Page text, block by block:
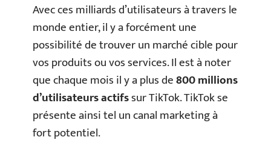
Avec ces milliards d’utilisateurs à travers le
monde entier, il y a forcément une
possibilité de trouver un marché cible pour
vos produits ou vos services. Il est à noter
que chaque mois il y a plus de800 millions
d’utilisateurs actifssur TikTok. TikTok se
présente ainsi tel un canal marketing à
fort potentiel.